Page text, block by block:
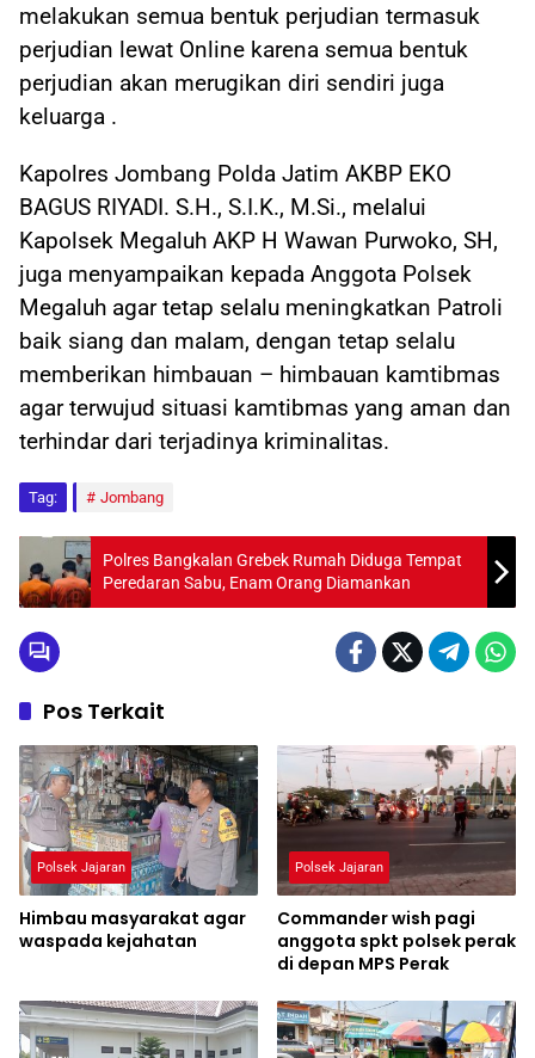
melakukan semua bentuk perjudian termasuk
perjudian lewat Online karena semua bentuk
perjudian akan merugikan diri sendiri juga
keluarga .
Kapolres Jombang Polda Jatim AKBP EKO
BAGUS RIYADI. S.H., S.I.K., M.Si., melalui
Kapolsek Megaluh AKP H Wawan Purwoko, SH,
juga menyampaikan kepada Anggota Polsek
Megaluh agar tetap selalu meningkatkan Patroli
baik siang dan malam, dengan tetap selalu
memberikan himbauan – himbauan kamtibmas
agar terwujud situasi kamtibmas yang aman dan
terhindar dari terjadinya kriminalitas.
Tag: Jombang
Polres Bangkalan Grebek Rumah Diduga Tempat
Peredaran Sabu, Enam Orang Diamankan
Pos Terkait
Polsek Jajaran
Himbau masyarakat agar
waspada kejahatan
Polsek Jajaran
Commander wish pagi
anggota spkt polsek perak
di depan MPS Perak